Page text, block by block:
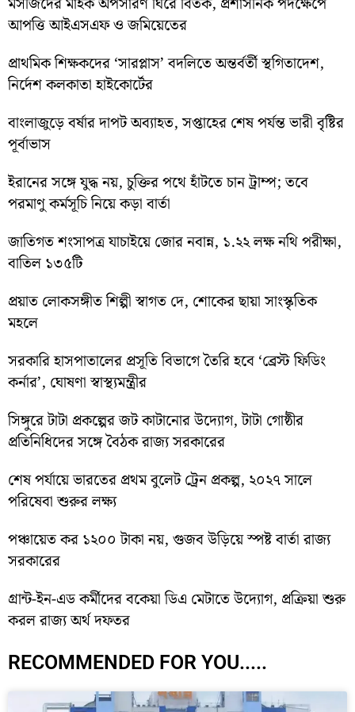
আপত্তি আইএসএফ ও জমিয়েতের
প্রাথমিক শিক্ষকদের ‘সারপ্লাস’ বদলিতে অন্তর্বর্তী স্থগিতাদেশ,
নির্দেশ কলকাতা হাইকোর্টের
বাংলাজুড়ে বর্ষার দাপট অব্যাহত, সপ্তাহের শেষ পর্যন্ত ভারী বৃষ্টির
পূর্বাভাস
ইরানের সঙ্গে যুদ্ধ নয়, চুক্তির পথে হাঁটতে চান ট্রাম্প; তবে
পরমাণু কর্মসূচি নিয়ে কড়া বার্তা
জাতিগত শংসাপত্র যাচাইয়ে জোর নবান্ন, ১.২২ লক্ষ নথি পরীক্ষা,
বাতিল ১৩৫টি
প্রয়াত লোকসঙ্গীত শিল্পী স্বাগত দে, শোকের ছায়া সাংস্কৃতিক
মহলে
সরকারি হাসপাতালের প্রসূতি বিভাগে তৈরি হবে ‘ব্রেস্ট ফিডিং
কর্নার’, ঘোষণা স্বাস্থ্যমন্ত্রীর
সিঙ্গুরে টাটা প্রকল্পের জট কাটানোর উদ্যোগ, টাটা গোষ্ঠীর
প্রতিনিধিদের সঙ্গে বৈঠক রাজ্য সরকারের
শেষ পর্যায়ে ভারতের প্রথম বুলেট ট্রেন প্রকল্প, ২০২৭ সালে
পরিষেবা শুরুর লক্ষ্য
পঞ্চায়েত কর ১২০০ টাকা নয়, গুজব উড়িয়ে স্পষ্ট বার্তা রাজ্য
সরকারের
গ্রান্ট-ইন-এড কর্মীদের বকেয়া ডিএ মেটাতে উদ্যোগ, প্রক্রিয়া শুরু
করল রাজ্য অর্থ দফতর
RECOMMENDED FOR YOU.....